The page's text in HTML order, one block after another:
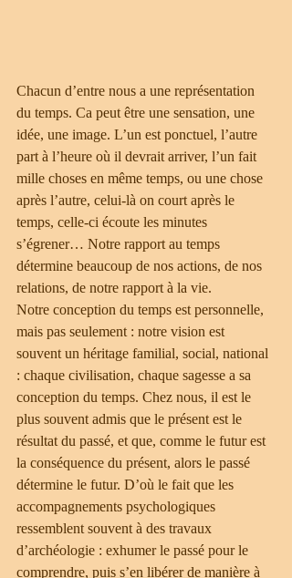
Chacun d’entre nous a une représentation
du temps. Ca peut être une sensation, une
idée, une image. L’un est ponctuel, l’autre
part à l’heure où il devrait arriver, l’un fait
mille choses en même temps, ou une chose
après l’autre, celui-là on court après le
temps, celle-ci écoute les minutes
s’égrener… Notre rapport au temps
détermine beaucoup de nos actions, de nos
relations, de notre rapport à la vie.
Notre conception du temps est personnelle,
mais pas seulement : notre vision est
souvent un héritage familial, social, national
: chaque civilisation, chaque sagesse a sa
conception du temps. Chez nous, il est le
plus souvent admis que le présent est le
résultat du passé, et que, comme le futur est
la conséquence du présent, alors le passé
détermine le futur. D’où le fait que les
accompagnements psychologiques
ressemblent souvent à des travaux
d’archéologie : exhumer le passé pour le
comprendre, puis s’en libérer de manière à